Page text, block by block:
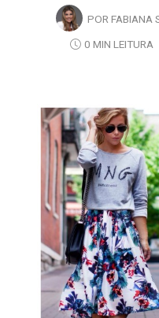
POR FABIANA
0 MIN LEITURA